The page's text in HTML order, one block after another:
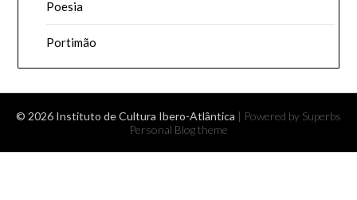
Poesia
Portimão
© 2026 Instituto de Cultura Ibero-Atlântica | Powered by Superbs
Personal Blog theme